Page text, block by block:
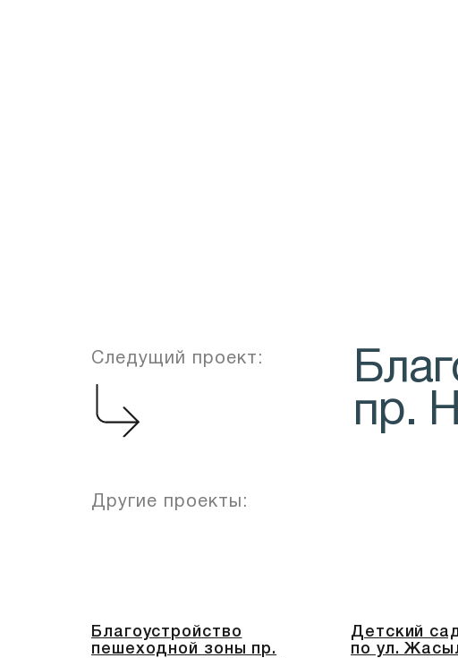
Следущий проект:
пр.
Другие проекты:
Благоустройство
пешеходной зоны пр.
Детский
по ул.